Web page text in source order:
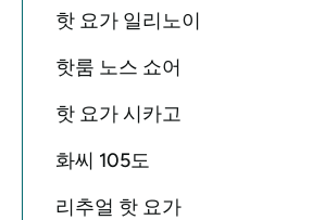
핫 요가 일리노이
핫룸 노스 쇼어
핫 요가 시카고
화씨 105도
리추얼 핫 요가